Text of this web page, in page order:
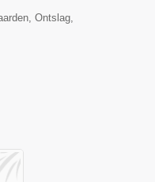
Ontslag,